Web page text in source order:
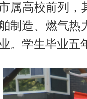
属高校前列，
制造、燃气热
。学生毕业五